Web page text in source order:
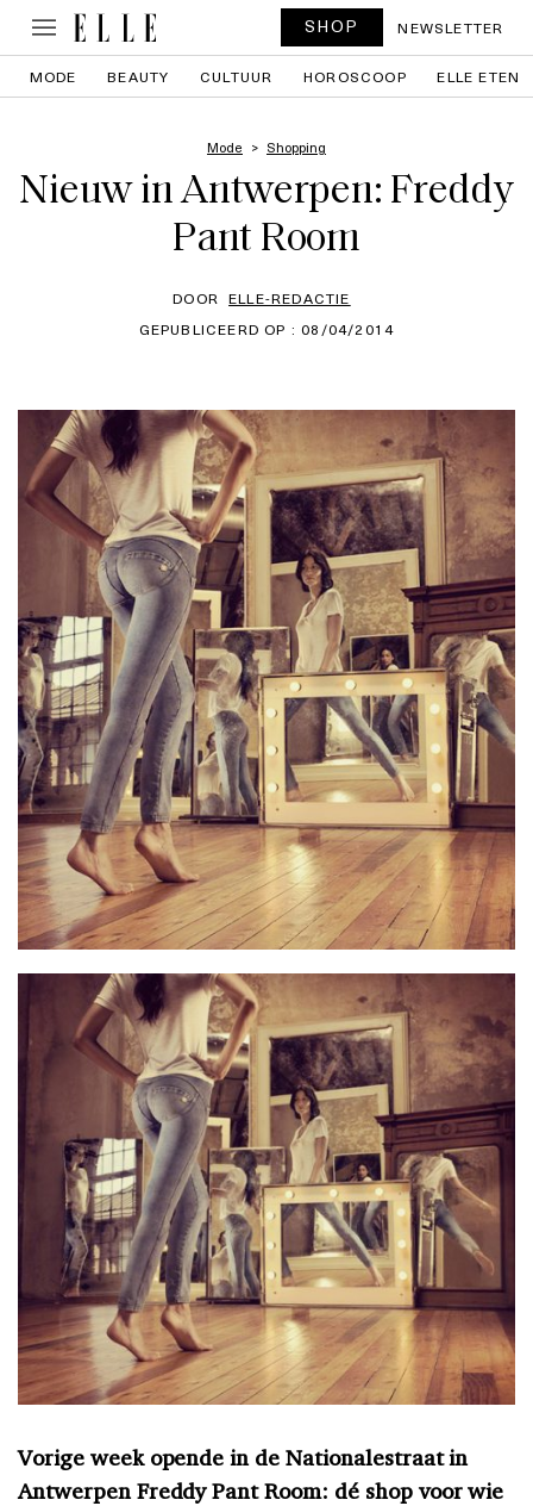
SHOP NEWSLETTER
MODE BEAUTY CULTUUR HOROSCOOP ELLE ETEN
Mode Shopping
Nieuw in Antwerpen: Freddy
Pant Room
DOOR ELLE-REDACTIE
GEPUBLICEERD OP : 08/04/2014
Vorige week opende in de Nationalestraat in
Antwerpen Freddy Pant Room: dé shop voor wie